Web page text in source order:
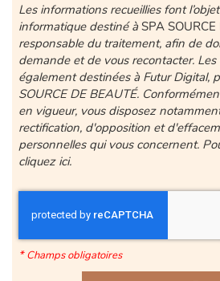
Les informations recueillies font
informatique destiné à SPA
responsable du traitement, afin de
demande et de vous recontacter.
également destinées à Futur Digital,
SOURCE DE BEAUTÉ.
en vigueur, vous disposez
rectification, d'opposition et
personnelles qui vous concernent.
cliquez ici.
*Champs obligatoires